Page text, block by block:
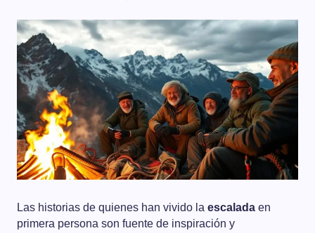
Las historias de quienes han vivido la escalada en
primera persona son fuente de inspiración y